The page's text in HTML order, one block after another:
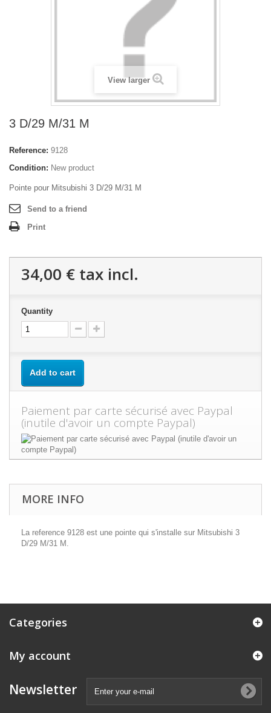
View larger
3 D/29 M/31 M
Reference: 9128
Condition: New product
Pointe pour Mitsubishi 3 D/29 M/31 M
Send to a friend
Print
34,00 € tax incl.
Quantity
Add to cart
Paiement par carte sécurisé avec Paypal
(inutile d'avoir un compte Paypal)
MORE INFO
La reference 9128 est une pointe qui s'installe sur Mitsubishi 3
D/29 M/31 M.
Categories
My account
Newsletter